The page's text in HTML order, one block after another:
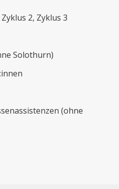
2, Zyklus 3
Solothurn)
(ohne